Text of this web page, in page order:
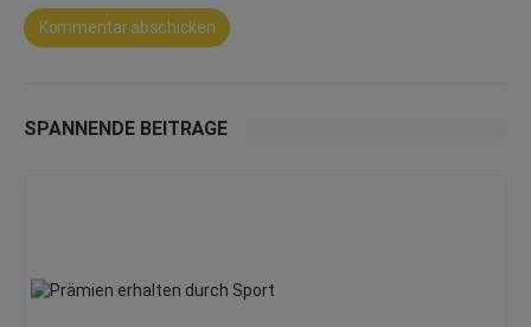
SPANNENDE BEITRÄGE